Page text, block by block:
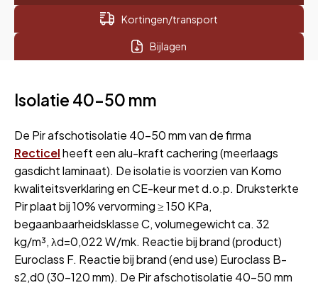
|
Rd
aantal
Kortingen/transport
Bijlagen
Isolatie 40-50 mm
De Pir afschotisolatie 40-50 mm van de firma
Recticelheeft een alu-kraft cachering (meerlaags
gasdicht laminaat). De isolatie is voorzien van Komo
kwaliteitsverklaring en CE-keur met d.o.p. Druksterkte
Pir plaat bij 10% vervorming ≥ 150 KPa,
begaanbaarheidsklasse C, volumegewicht ca. 32
kg/m³, λd=0,022 W/mk. Reactie bij brand (product)
Euroclass F. Reactie bij brand (end use) Euroclass B-
s2,d0 (30-120 mm). De Pir afschotisolatie 40-50 mm